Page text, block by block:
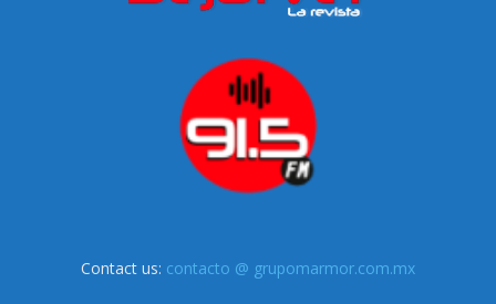
Contact us: contacto @ grupomarmor.com.mx